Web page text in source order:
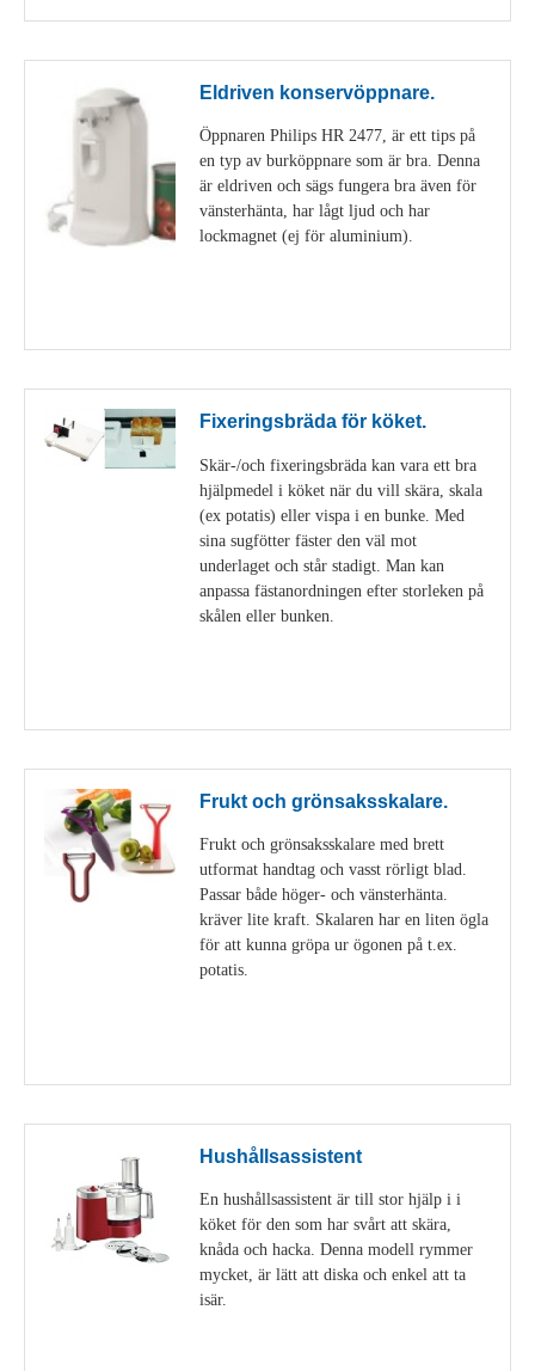
Eldriven konservöppnare.
Öppnaren Philips HR 2477, är ett tips på
en typ av burköppnare som är bra. Denna
är eldriven och sägs fungera bra även för
vänsterhänta, har lågt ljud och har
lockmagnet (ej för aluminium).
Fixeringsbräda för köket.
Skär-/och fixeringsbräda kan vara ett bra
hjälpmedel i köket när du vill skära, skala
(ex potatis) eller vispa i en bunke. Med
sina sugfötter fäster den väl mot
underlaget och står stadigt. Man kan
anpassa fästanordningen efter storleken på
skålen eller bunken.
Frukt och grönsaksskalare.
Frukt och grönsaksskalare med brett
utformat handtag och vasst rörligt blad.
Passar både höger- och vänsterhänta.
kräver lite kraft. Skalaren har en liten ögla
för att kunna gröpa ur ögonen på t.ex.
potatis.
Hushållsassistent
En hushållsassistent är till stor hjälp i i
köket för den som har svårt att skära,
knåda och hacka. Denna modell rymmer
mycket, är lätt att diska och enkel att ta
isär.